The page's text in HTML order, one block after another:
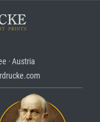
· Austria